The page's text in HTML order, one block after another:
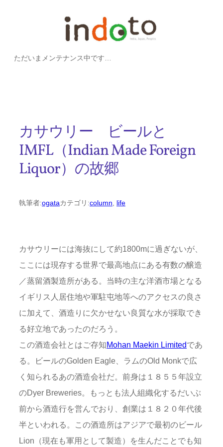
ただいまメンテナンス中です…
カサウリー ビールと
IMFL（Indian Made Foreign
Liquor）の故郷
執筆者:ogataカテゴリ:column life
カサウリーには海抜にして約1800mに過ぎないが、
ここには現存する世界で最高地点にある有数の醸造
／蒸留酒製造所がある。当時の主な洋酒市場となる
イギリス人居住地や軍駐屯地等へのアクセスの良さ
に加えて、酒造りに欠かせない良質な水が採取でき
る好立地であったのだろう。
この酒造会社とはご存知Mohan Maekin Limitedであ
る。ビールのGolden Eagle、ラムのOld Monkで広
く知られるあの酒造会社だ。前身は１８５５年設立
のDyer Breweries。もっとも法人組織化するだいぶ
前から酒造行を営んでおり、創業は１８２０年代後
半といわれる。この酒造所はアジアで最初のビール
Lion（現在も軍用として製造）を生んだことでも知